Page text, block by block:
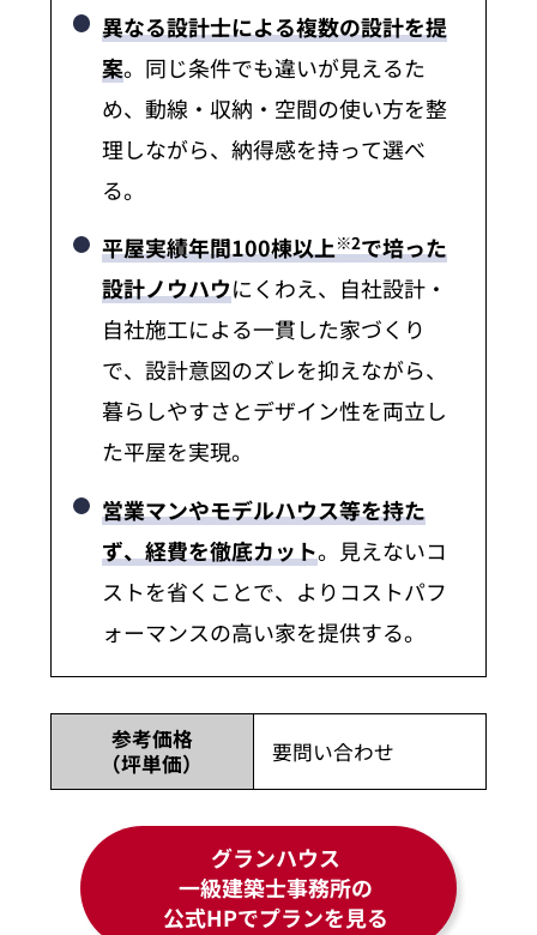
異なる設計士による複数の設計を提
案。同じ条件でも違いが見えるた
め、動線・収納・空間の使い方を整
理しながら、納得感を持って選べ
る。
平屋実績年間100棟以上※2で培った
設計ノウハウにくわえ、自社設計・
自社施工による一貫した家づくり
で、設計意図のズレを抑えながら、
暮らしやすさとデザイン性を両立し
た平屋を実現。
営業マンやモデルハウス等を持た
ず、経費を徹底カット。見えないコ
ストを省くことで、よりコストパフ
ォーマンスの高い家を提供する。
参考価格
（坪単価）
要問い合わせ
グランハウス
一級建築士事務所の
公式HPでプランを見る